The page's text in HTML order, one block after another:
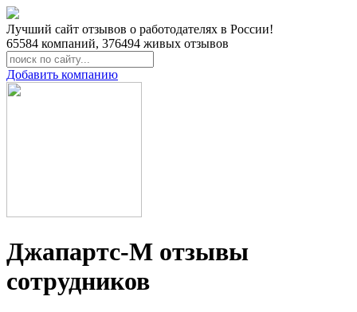
Лучший сайт отзывов о работодателях в России!
65584 компаний, 376494 живых отзывов
Добавить компанию
Джапартс-М отзывы
сотрудников